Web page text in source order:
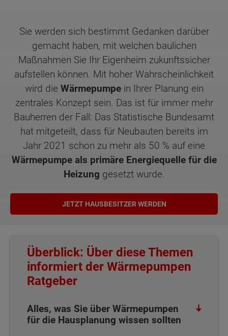
Sie werden sich bestimmt Gedanken darüber
gemacht haben, mit welchen baulichen
Maßnahmen Sie Ihr Eigenheim zukunftssicher
aufstellen können. Mit hoher Wahrscheinlichkeit
wird die Wärmepumpein Ihrer Planung ein
zentrales Konzept sein. Das ist für immer mehr
Bauherren der Fall: Das Statistische Bundesamt
hat mitgeteilt, dass für Neubauten bereits im
Jahr 2021 schon zu mehr als 50 % auf eine
Wärmepumpe als primäre Energiequelle für die
Heizung gesetzt wurde.
JETZT HAUSBESITZER WERDEN
Überblick: Über diese Themen
informiert der Wärmepumpen
Ratgeber
Alles, was Sie über Wärmepumpen
für die Hausplanung wissen sollten